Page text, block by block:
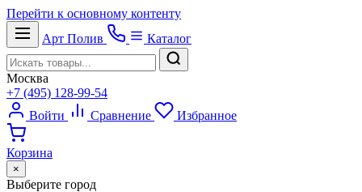
Перейти к основному контенту
Арт Полив Каталог
Москва
+7 (495) 128-99-54
Войти
Сравнение Избранное
Корзина
×
Выберите город